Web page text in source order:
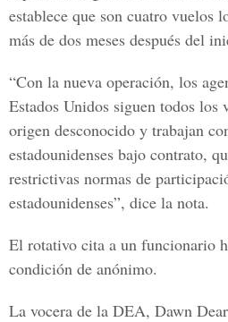
establece que son cuatro vuelos
más de dos meses después del
“Con la nueva operación, los
Estados Unidos siguen todos los
origen desconocido y trabajan
estadounidenses bajo contrato,
restrictivas normas de
estadounidenses”, dice la nota.
El rotativo cita a un funcionario
condición de anónimo.
La vocera de la DEA, Dawn